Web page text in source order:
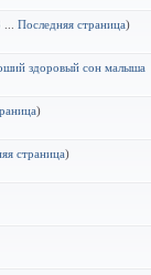
Последняя страница)
здоровый сон малыша
)
страница)